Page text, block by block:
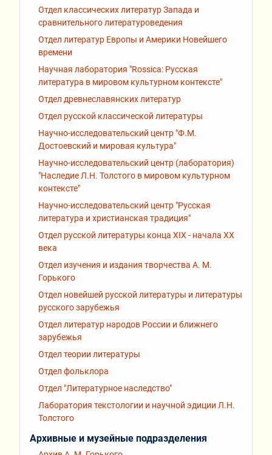
Отдел классических литератур Запада и
сравнительного литературоведения
Отдел литератур Европы и Америки Новейшего
времени
Научная лаборатория "Rossiсa: Русская
литература в мировом культурном контексте"
Отдел древнеславянских литератур
Отдел русской классической литературы
Научно-исследовательский центр "Ф.М.
Достоевский и мировая культура"
Научно-исследовательский центр (лаборатория)
"Наследие Л.Н. Толстого в мировом культурном
контексте"
Научно-исследовательский центр "Русская
литература и христианская традиция"
Отдел русской литературы конца XIX - начала XX
века
Отдел изучения и издания творчества А. М.
Горького
Отдел новейшей русской литературы и литературы
русского зарубежья
Отдел литератур народов России и ближнего
зарубежья
Отдел теории литературы
Отдел фольклора
Отдел "Литературное наследство"
Лаборатория текстологии и научной эдиции Л.Н.
Толстого
Архивные и музейные подразделения